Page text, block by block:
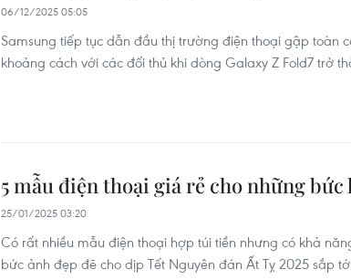
06/12/2025 05:05
Samsung tiếp tục dẫn đầu thị trường điện thoại gập toàn
khoảng cách với các đối thủ khi dòng Galaxy Z Fold7 trở
5 mẫu điện thoại giá rẻ cho những
25/01/2025 03:20
Có rất nhiều mẫu điện thoại hợp túi tiền nhưng có khả
bức ảnh đẹp đẽ cho dịp Tết Nguyên đán Ất Tỵ 2025 sắp